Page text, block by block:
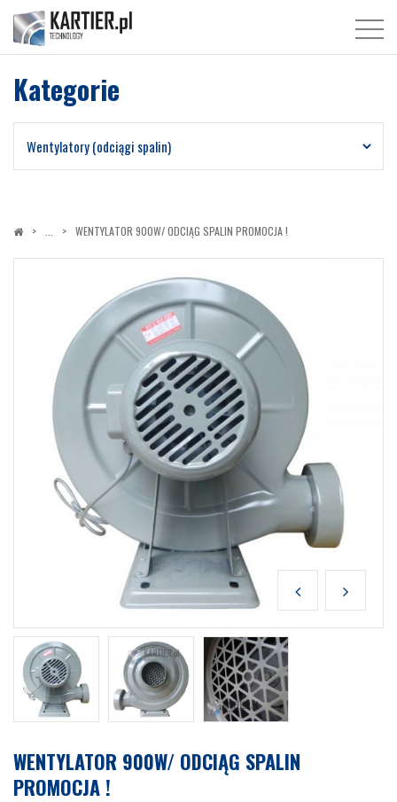
Kategorie
WENTYLATOR 900W/ ODCIĄG SPALIN PROMOCJA !
WENTYLATOR 900W/ ODCIĄG SPALIN
PROMOCJA !